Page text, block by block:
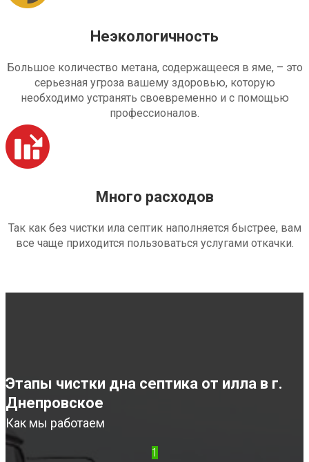
Неэкологичность
Большое количество метана, содержащееся в яме, – это
серьезная угроза вашему здоровью, которую
необходимо устранять своевременно и с помощью
профессионалов.
Много расходов
Так как без чистки ила септик наполняется быстрее, вам
все чаще приходится пользоваться услугами откачки.
Этапы чистки дна септика от илла в г.
Днепровское
Как мы работаем
1